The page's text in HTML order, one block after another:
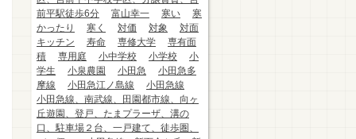
前平駅徒歩6分
富山幸一 寒い
寒
かったり
寒く 対価 対象
対面
キッチン
寿命 専修大学
専有面
積
専用庭 小中学校 小学校
小
学生
小泉農園 小田急
小田急多
摩線
小田急江ノ島線
小田急線
小田急線、南武線、田園都市線、向ヶ
丘遊園、登戸、たまプラーザ、溝の
口、駐車場２台、一戸建て、徒歩圏、